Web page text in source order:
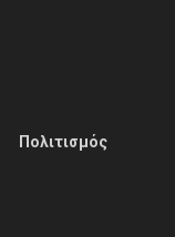
Πολιτισμός